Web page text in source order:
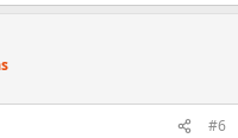
#6